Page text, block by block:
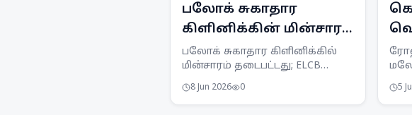
பலோக் சுகாதார
கிளினிக்கின் மின்சாரம்
தடை: பழுதுபார்க்கும்
பணி முன்னெடுப்பு
பலோக் சுகாதார கிளினிக்கில்
மின்சாரம் தடைபட்டது; ELCB
நேஷனல் பெர்ஹாட் (TNB)
குழுவினர் விரைந்து
8 Jun 2026 0 5